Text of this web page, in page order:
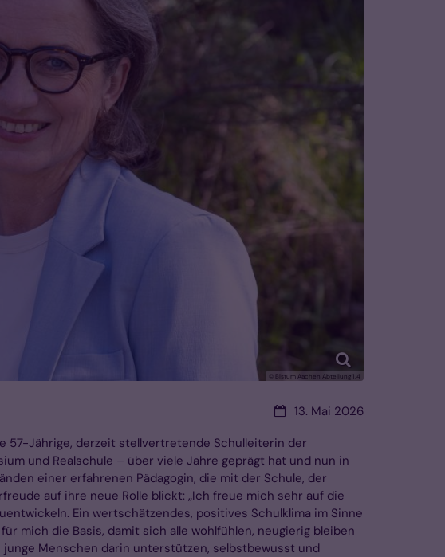
© Bistum Aachen Abteilung 1.4
Datum:13. Mai 2026
57-Jährige, derzeit stellvertretende Schulleiterin der
und Realschule – über viele Jahre geprägt hat und nun in
einer erfahrenen Pädagogin, die mit der Schule, der
auf ihre neue Rolle blickt: „Ich freue mich sehr auf die
Ein wertschätzendes, positives Schulklima im Sinne
mich die Basis, damit sich alle wohlfühlen, neugierig bleiben
Menschen darin unterstützen, selbstbewusst und